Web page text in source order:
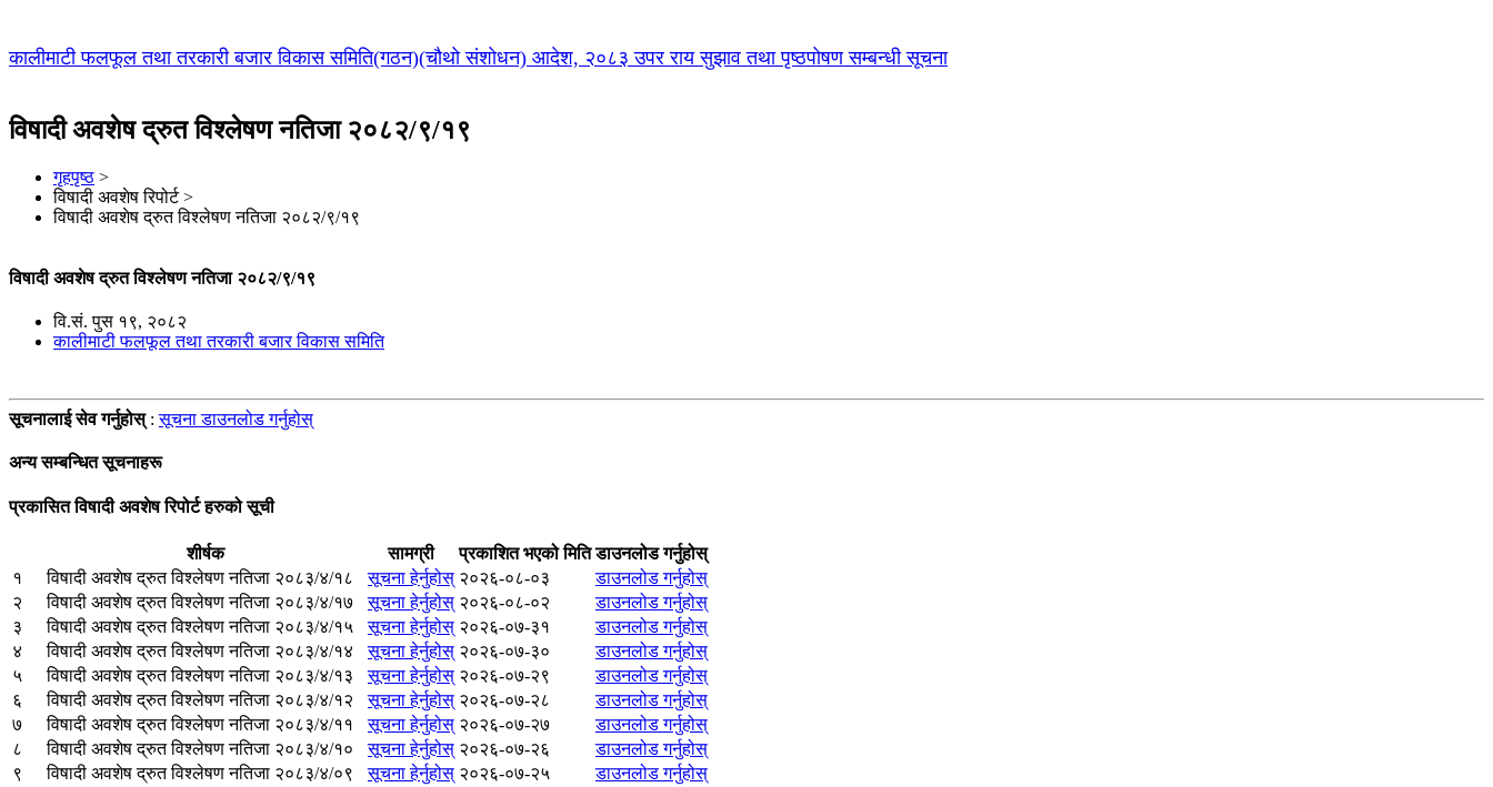
कालीमाटी फलफूल तथा तरकारी बजार विकास समिति(गठन)(चौथो संशोधन) आदेश, २०८३ उपर राय सुझाव तथा पृष्ठपोषण सम्बन्धी सूचना
विषादी अवशेष द्रुत विश्लेषण नतिजा २०८२/९/१९
गृहपृष्ठ >
विषादी अवशेष रिपोर्ट>
विषादी अवशेष द्रुत विश्लेषण नतिजा २०८२/९/१९
विषादी अवशेष द्रुत विश्लेषण नतिजा २०८२/९/१९
वि.सं. पुस १९, २०८२
कालीमाटी फलफूल तथा तरकारी बजार विकास समिति
सूचनालाई सेव गर्नुहोस्:सूचना डाउनलोड गर्नुहोस्
अन्य सम्बन्धित सूचनाहरू
प्रकासित विषादी अवशेष रिपोर्ट हरुको सूची
शीर्षक सामग्री प्रकाशित भएको मिति डाउनलोड गर्नुहोस्
१
विषादी अवशेष द्रुत विश्लेषण नतिजा २०८३/४/१८ सूचना हेर्नुहोस् २०२६-०८-०३
डाउनलोड गर्नुहोस्
२
विषादी अवशेष द्रुत विश्लेषण नतिजा २०८३/४/१७ सूचना हेर्नुहोस् २०२६-०८-०२
डाउनलोड गर्नुहोस्
३
विषादी अवशेष द्रुत विश्लेषण नतिजा २०८३/४/१५ सूचना हेर्नुहोस् २०२६-०७-३१
डाउनलोड गर्नुहोस्
४
विषादी अवशेष द्रुत विश्लेषण नतिजा २०८३/४/१४ सूचना हेर्नुहोस् २०२६-०७-३०
डाउनलोड गर्नुहोस्
५
विषादी अवशेष द्रुत विश्लेषण नतिजा २०८३/४/१३ सूचना हेर्नुहोस् २०२६-०७-२९
डाउनलोड गर्नुहोस्
६
विषादी अवशेष द्रुत विश्लेषण नतिजा २०८३/४/१२ सूचना हेर्नुहोस् २०२६-०७-२८
डाउनलोड गर्नुहोस्
७
विषादी अवशेष द्रुत विश्लेषण नतिजा २०८३/४/११ सूचना हेर्नुहोस् २०२६-०७-२७
डाउनलोड गर्नुहोस्
८
विषादी अवशेष द्रुत विश्लेषण नतिजा २०८३/४/१० सूचना हेर्नुहोस् २०२६-०७-२६
डाउनलोड गर्नुहोस्
९
विषादी अवशेष द्रुत विश्लेषण नतिजा २०८३/४/०९ सूचना हेर्नुहोस् २०२६-०७-२५
डाउनलोड गर्नुहोस्